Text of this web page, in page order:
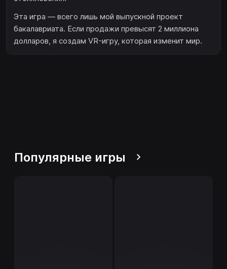
Эта игра — всего лишь мой выпускной проект
бакалавриата. Если продажи превысят 2 миллиона
долларов, я создам VR-игру, которая изменит мир.
Популярные игры